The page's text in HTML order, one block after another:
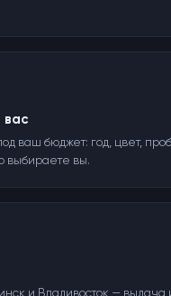
вас
ваш бюджет: год, цвет,
выбираете вы.